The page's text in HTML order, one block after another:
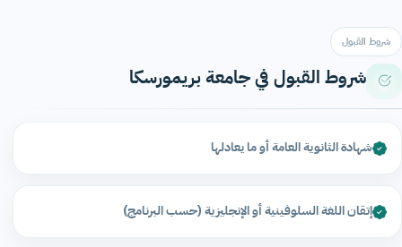
شروط القبول
شروط القبول في جامعة بريمورسكا
شهادة الثانوية العامة أو ما يعادلها
إتقان اللغة السلوفينية أو الإنجليزية (حسب البرنامج)